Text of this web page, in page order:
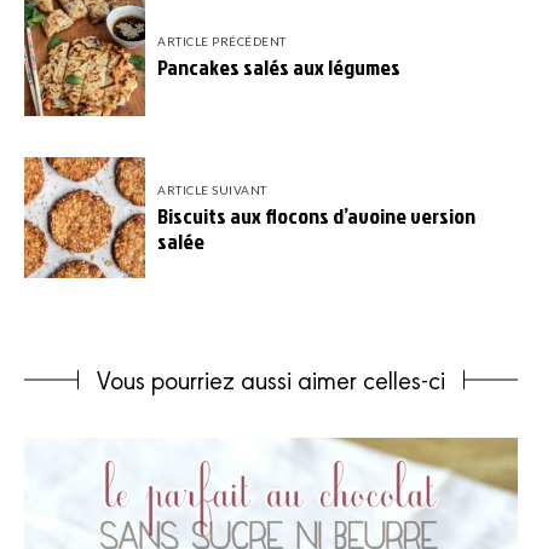
ARTICLE PRÉCÉDENT
Pancakes salés aux légumes
ARTICLE SUIVANT
Biscuits aux flocons d’avoine version
salée
Vous pourriez aussi aimer celles-ci